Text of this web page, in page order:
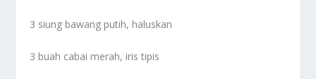
3 siung bawang putih, haluskan
3 buah cabai merah, iris tipis